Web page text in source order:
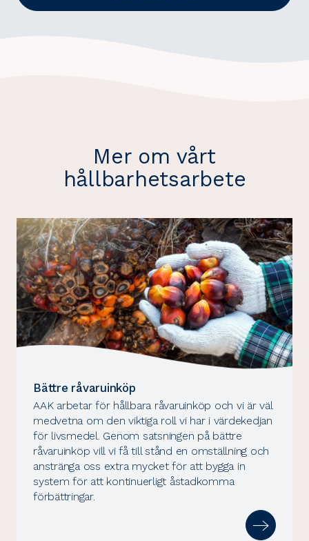
Mer om vårt
hållbarhetsarbete
Bättre råvaruinköp
AAK arbetar för hållbara råvaruinköp och vi är väl
medvetna om den viktiga roll vi har i värdekedjan
för livsmedel. Genom satsningen på bättre
råvaruinköp vill vi få till stånd en omställning och
anstränga oss extra mycket för att bygga in
system för att kontinuerligt åstadkomma
förbättringar.